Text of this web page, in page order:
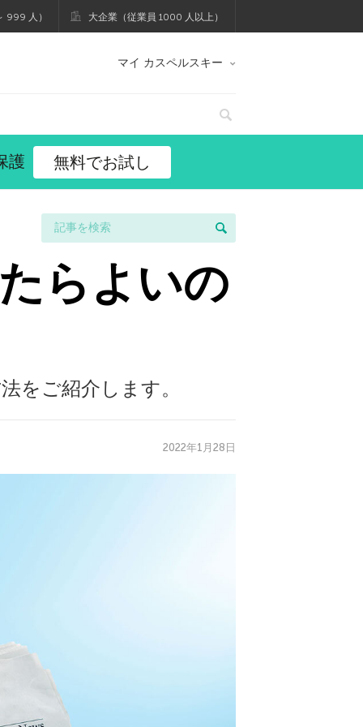
999 人） 大企業（従業員 1000 人以上）
マイ カスペルスキー
護 無料でお試し
らよいの
をご紹介します。
2022年1月28日